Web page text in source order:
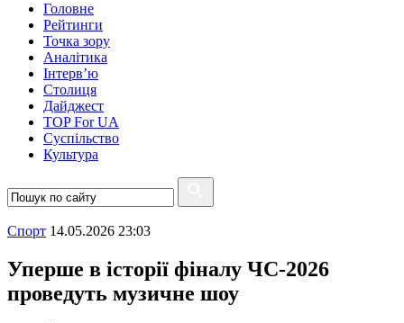
Головне
Рейтинги
Точка зору
Аналітика
Інтерв’ю
Столиця
Дайджест
TOP For UA
Суспiльство
Культура
Спорт 14.05.2026 23:03
Уперше в історії фіналу ЧС-2026
проведуть музичне шоу